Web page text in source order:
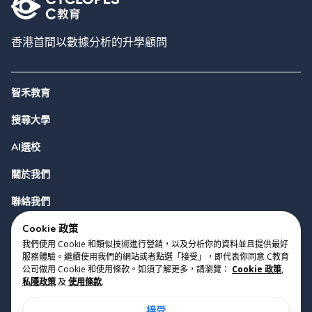
香港首間以數據分析的升學顧問
智禾教育
搜尋大學
AI選校
關於我們
聯絡我們
版權 2023 Cyclopes® •
Cookie 政策
我們使用 Cookie 和類似技術進行營銷，以及分析你的資料並且提供最好
服務體驗。繼續使用我們的網站或者點選「接受」，即代表你同意 C教育
公司做用 Cookie 和使用條款。如須了解更多，請瀏覽： Cookie 政策,
私隱政策及 使用條款.